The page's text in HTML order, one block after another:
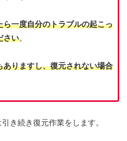
ら一度自分のトラブルの起こっ
さい。
ありますし、復元されない場合
き続き復元作業をします。